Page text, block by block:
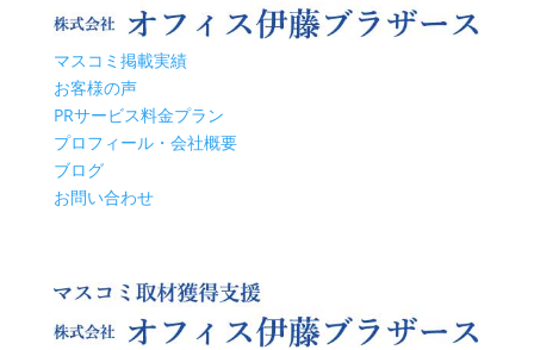
マスコミ掲載実績
お客様の声
PRサービス料金プラン
プロフィール・会社概要
ブログ
お問い合わせ